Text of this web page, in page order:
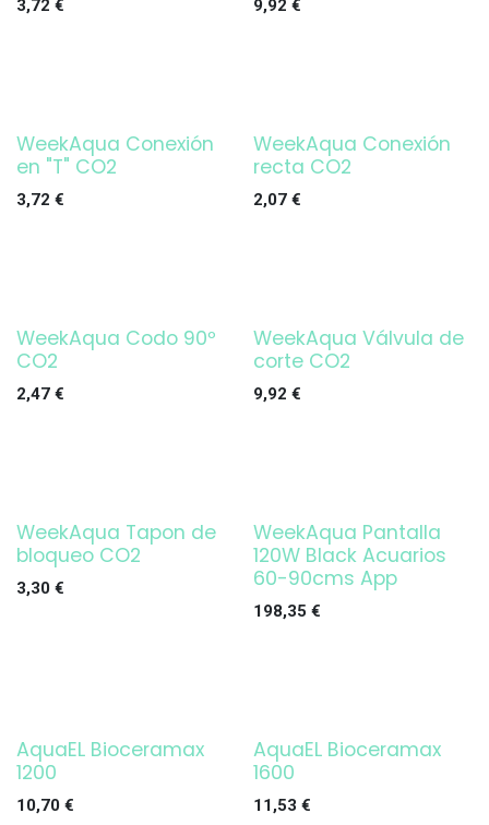
3,72 € 9,92 €
WeekAqua Conexión
en "T" CO2
3,72 €
WeekAqua Conexión
recta CO2
2,07€
WeekAqua Codo 90º
CO2
2,47 €
WeekAqua Válvula de
corte CO2
9,92 €
WeekAqua Tapon de
bloqueo CO2
3,30 €
¡OFERTA!
WeekAqua Pantalla
120W Black Acuarios
60-90cms App
198,35 €
AquaEL Bioceramax
1200
10,70 €
AquaEL Bioceramax
1600
11,53 €